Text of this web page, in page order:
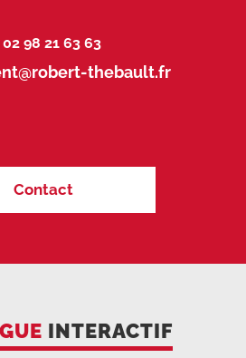
02 98 21 63 63
thebault.fr
Contact
INTERACTIF